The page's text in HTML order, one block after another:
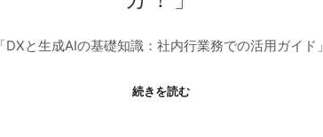
「DXと生成AIの基礎知識：社内行業務での活用ガイド」
続きを読む